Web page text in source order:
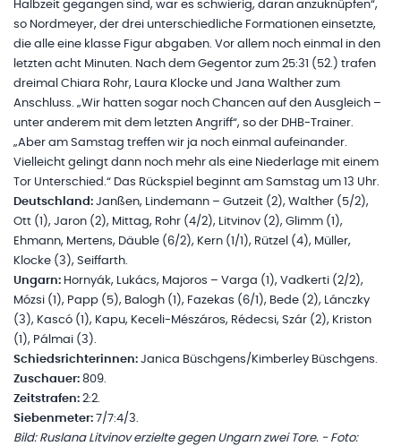
Halbzeit gegangen sind, war es schwierig, daran anzuknüpfen“,
so Nordmeyer, der drei unterschiedliche Formationen einsetzte,
die alle eine klasse Figur abgaben. Vor allem noch einmal in den
letzten acht Minuten. Nach dem Gegentor zum 25:31 (52.) trafen
dreimal Chiara Rohr, Laura Klocke und Jana Walther zum
Anschluss. „Wir hatten sogar noch Chancen auf den Ausgleich –
unter anderem mit dem letzten Angriff“, so der DHB-Trainer.
„Aber am Samstag treffen wir ja noch einmal aufeinander.
Vielleicht gelingt dann noch mehr als eine Niederlage mit einem
Tor Unterschied.“ Das Rückspiel beginnt am Samstag um 13 Uhr.
Deutschland: Janßen, Lindemann – Gutzeit (2), Walther (5/2),
Ott (1), Jaron (2), Mittag, Rohr (4/2), Litvinov (2), Glimm (1),
Ehmann, Mertens, Däuble (6/2), Kern (1/1), Rützel (4), Müller,
Klocke (3), Seiffarth.
Ungarn: Hornyák, Lukács, Majoros – Varga (1), Vadkerti (2/2),
Mózsi (1), Papp (5), Balogh (1), Fazekas (6/1), Bede (2), Lánczky
(3), Kascó (1), Kapu, Keceli-Mészáros, Rédecsi, Szár (2), Kriston
(1), Pálmai (3).
Schiedsrichterinnen: Janica Büschgens/Kimberley Büschgens.
Zuschauer: 809.
Zeitstrafen: 2:2.
Siebenmeter: 7/7:4/3.
Bild: Ruslana Litvinov erzielte gegen Ungarn zwei Tore. - Foto: